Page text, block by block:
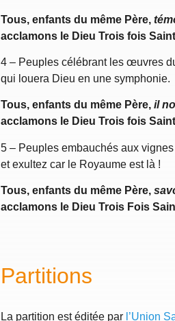
Tous, enfants du même Père,
acclamons le Dieu Trois fois
4 – Peuples célébrant les œuvres
qui louera Dieu en une symphonie.
Tous, enfants du même Père, il
acclamons le Dieu Trois fois
5 – Peuples embauchés aux
et exultez car le Royaume est là !
Tous, enfants du même Père,
acclamons le Dieu Trois Fois
Partitions
La partition est éditée par l’Union